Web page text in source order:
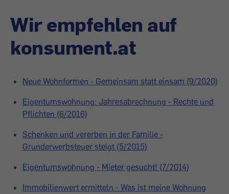
Wir empfehlen auf
konsument.at
Neue Wohnformen - Gemeinsam statt einsam (9/2020)
Eigentumswohnung: Jahresabrechnung - Rechte und
Pflichten (6/2016)
Schenken und vererben in der Familie -
Grunderwerbsteuer steigt (5/2015)
Eigentumswohnung - Mieter gesucht! (7/2014)
Immobilienwert ermitteln - Was ist meine Wohnung